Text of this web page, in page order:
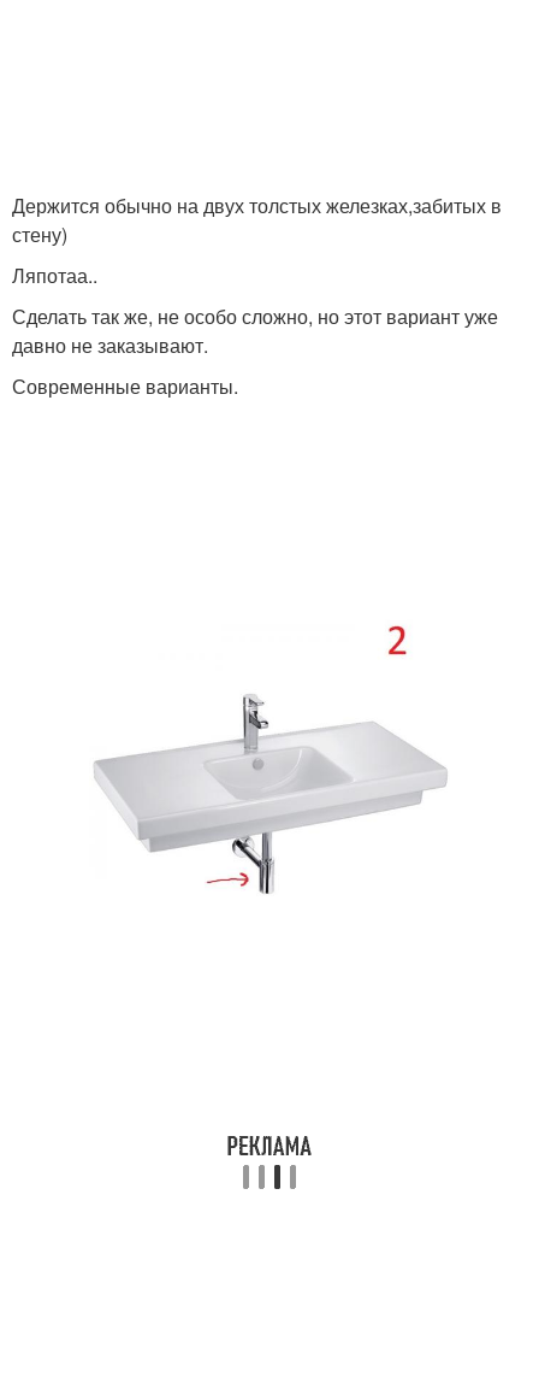
Держится обычно на двух толстых железках,забитых в
стену)
Ляпотаа..
Сделать так же, не особо сложно, но этот вариант уже
давно не заказывают.
Современные варианты.